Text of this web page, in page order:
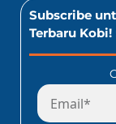
Subscribe
Terbaru Kobi!